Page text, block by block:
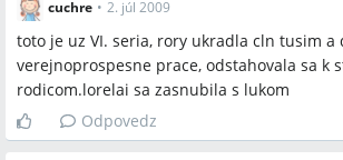
cuchre • 2. júl 2009
toto je uz VI. seria, rory ukradla cln tusim a
verejnoprospesne prace, odstahovala sa k
rodicom.lorelai sa zasnubila s lukom
Odpovedz